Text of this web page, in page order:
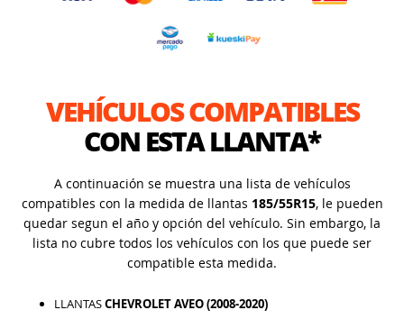
VEHÍCULOS COMPATIBLES
CON ESTA LLANTA*
A continuación se muestra una lista de vehículos
compatibles con la medida de llantas 185/55R15, le pueden
quedar segun el año y opción del vehículo. Sin embargo, la
lista no cubre todos los vehículos con los que puede ser
compatible esta medida.
LLANTASCHEVROLET AVEO (2008-2020)